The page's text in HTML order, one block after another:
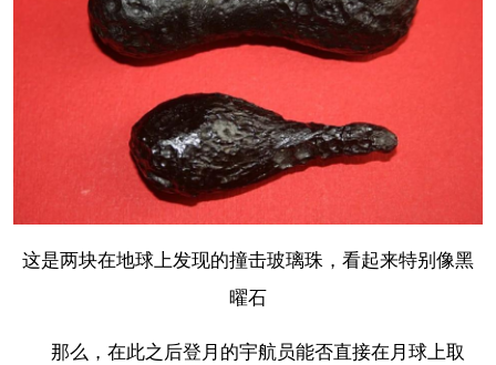
这是两块在地球上发现的撞击玻璃珠，看起来特别像黑
曜石
那么，在此之后登月的宇航员能否直接在月球上取